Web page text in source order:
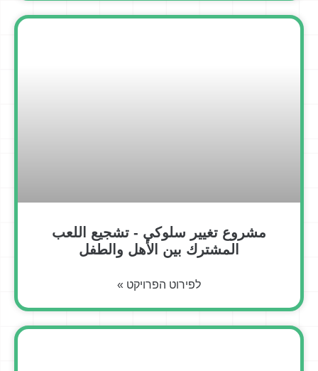
مشروع تغيير سلوكي - تشجيع اللعب
المشترك بين الأهل والطفل
לפירוט הפרויקט »